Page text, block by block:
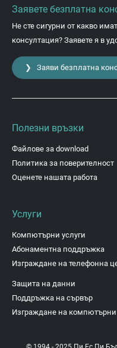
Заявете безплатна
Не сте сигурни от какво
консултация? Заявете я в
❯ Заяви безплатна
Полезни връзки
Файлове за download
Политика за поверителност
Оценете нашата работа
Услуги
Компютърни услуги
Абонаментна поддръжка
Изграждане на телефонна
Защита на данни
Поддръжка на сървър
Изграждане на